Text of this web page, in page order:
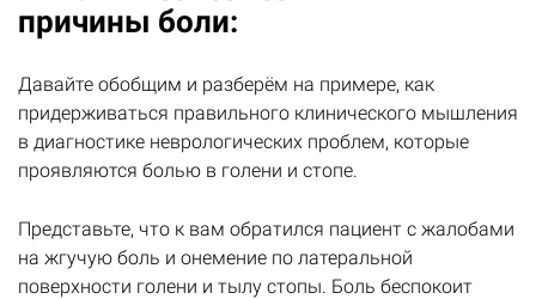
причины боли:
Давайте обобщим и разберём на примере, как
придерживаться правильного клинического мышления
в диагностике неврологических проблем, которые
проявляются болью в голени и стопе.
Представьте, что к вам обратился пациент с жалобами
на жгучую боль и онемение по латеральной
поверхности голени и тылу стопы. Боль беспокоит